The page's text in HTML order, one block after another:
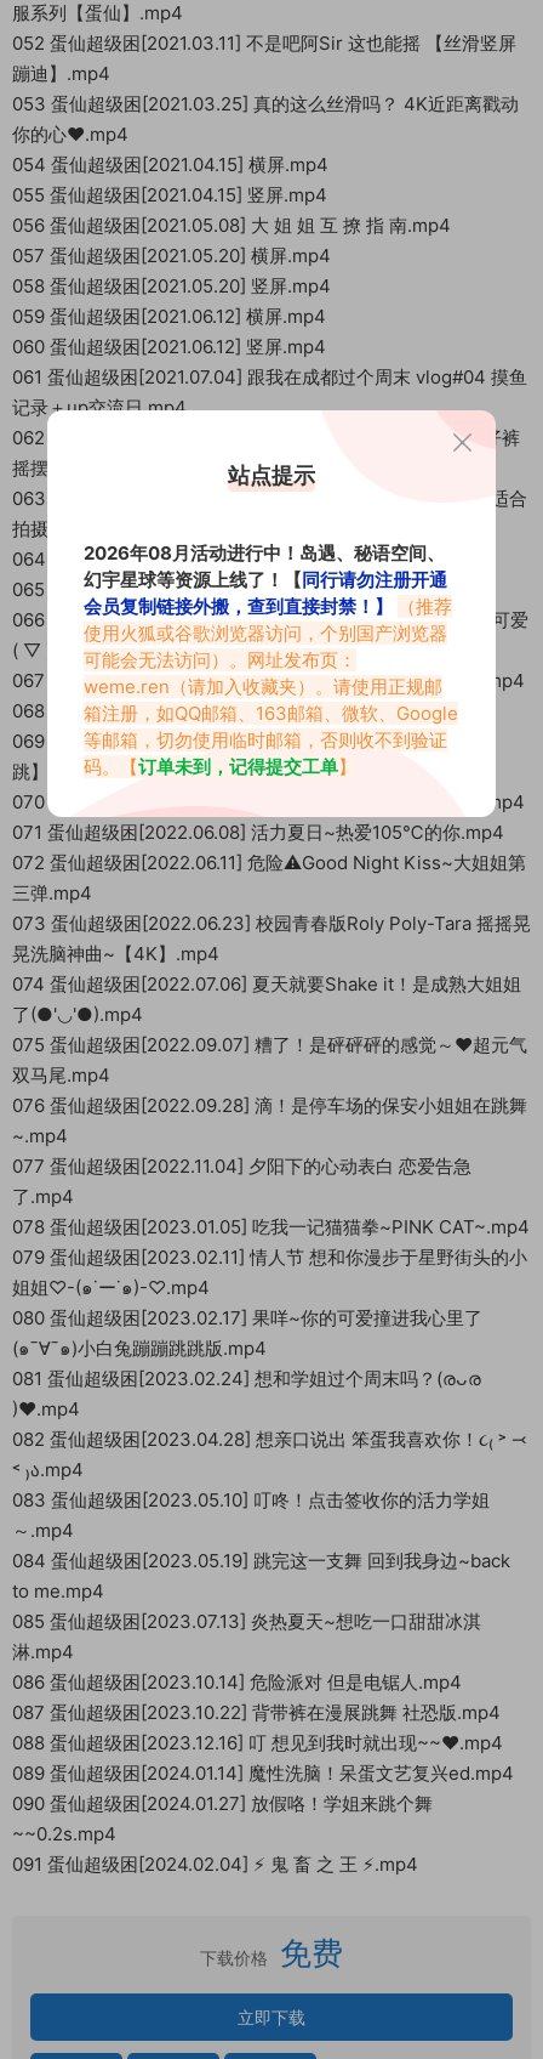
服系列【蛋仙】.mp4
052 蛋仙超级困[2021.03.11] 不是吧阿Sir 这也能摇 【丝滑竖屏
蹦迪】.mp4
053 蛋仙超级困[2021.03.25] 真的这么丝滑吗？ 4K近距离戳动
你的心❤.mp4
054 蛋仙超级困[2021.04.15] 横屏.mp4
055 蛋仙超级困[2021.04.15] 竖屏.mp4
056 蛋仙超级困[2021.05.08] 大 姐 姐 互 撩 指 南.mp4
057 蛋仙超级困[2021.05.20] 横屏.mp4
058 蛋仙超级困[2021.05.20] 竖屏.mp4
059 蛋仙超级困[2021.06.12] 横屏.mp4
060 蛋仙超级困[2021.06.12] 竖屏.mp4
061 蛋仙超级困[2021.07.04] 跟我在成都过个周末 vlog#04 摸鱼
记录＋up交流日.mp4
062 蛋仙超级困[2021.07.11] 你的夏日水蜜桃 SO CRAZY牛仔裤
摇摆起来~.mp4
063 蛋仙超级困[2021.08.21] 163 39kg的6套穿搭展示 一些适合
拍摄的.mp4
064 蛋仙超级困[2022.01.06] 横屏.mp4
065 蛋仙超级困[2022.01.06] 竖屏.mp4
066 蛋仙超级困[2022.02.19] 如果我是可爱的女孩子 那你是可爱
( ▽ ).mp4
067 蛋仙超级困[2022.03.31] 教室偷偷跳 超级敏感♪(^∇^ ).mp4
068 蛋仙超级困[2022.04.15] 有 点 撩 再 看 一 次.mp4
069 蛋仙超级困[2022.04.20] 电动马达小兔兔 ♫Bunny【试
跳】.mp4
070 蛋仙超级困[2022.04.24] 大 姐 姐 互 撩 指 南 旗 袍 版.mp4
071 蛋仙超级困[2022.06.08] 活力夏日~热爱105℃的你.mp4
072 蛋仙超级困[2022.06.11] 危险⚠Good Night Kiss~大姐姐第
三弹.mp4
073 蛋仙超级困[2022.06.23] 校园青春版Roly Poly-Tara 摇摇晃
晃洗脑神曲~【4K】.mp4
074 蛋仙超级困[2022.07.06] 夏天就要Shake it！是成熟大姐姐
了(●'◡'●).mp4
075 蛋仙超级困[2022.09.07] 糟了！是砰砰砰的感觉～❤️超元气
双马尾.mp4
076 蛋仙超级困[2022.09.28] 滴！是停车场的保安小姐姐在跳舞
~.mp4
077 蛋仙超级困[2022.11.04] 夕阳下的心动表白 恋爱告急
了.mp4
078 蛋仙超级困[2023.01.05] 吃我一记猫猫拳~PINK CAT~.mp4
079 蛋仙超级困[2023.02.11] 情人节 想和你漫步于星野街头的小
姐姐♡-(๑˙ー˙๑)-♡.mp4
080 蛋仙超级困[2023.02.17] 果咩~你的可爱撞进我心里了
(๑ˉ∀ˉ๑)小白兔蹦蹦跳跳版.mp4
081 蛋仙超级困[2023.02.24] 想和学姐过个周末吗？(രᴗര
)♥.mp4
082 蛋仙超级困[2023.04.28] 想亲口说出 笨蛋我喜欢你！૮₍ ˃ ⤙
˂ ₎ა.mp4
083 蛋仙超级困[2023.05.10] 叮咚！点击签收你的活力学姐
～.mp4
084 蛋仙超级困[2023.05.19] 跳完这一支舞 回到我身边~back
to me.mp4
085 蛋仙超级困[2023.07.13] 炎热夏天~想吃一口甜甜冰淇
淋.mp4
086 蛋仙超级困[2023.10.14] 危险派对 但是电锯人.mp4
087 蛋仙超级困[2023.10.22] 背带裤在漫展跳舞 社恐版.mp4
088 蛋仙超级困[2023.12.16] 叮 想见到我时就出现~~♥.mp4
089 蛋仙超级困[2024.01.14] 魔性洗脑！呆蛋文艺复兴ed.mp4
090 蛋仙超级困[2024.01.27] 放假咯！学姐来跳个舞
~~0.2s.mp4
091 蛋仙超级困[2024.02.04] ⚡ 鬼 畜 之 王 ⚡.mp4
下载价格 免费
立即下载
站点提示
2026年08月活动进行中！岛遇、秘语空间、
幻宇星球等资源上线了！【同行请勿注册开通
会员复制链接外搬，查到直接封禁！】
（推荐
使用火狐或谷歌浏览器访问，个别国产浏览器
可能会无法访问）。网址发布页：
weme.ren （请加入收藏夹）。请使用正规邮
箱注册，如QQ邮箱、163邮箱、微软、Google
等邮箱，切勿使用临时邮箱，否则收不到验证
码。【订单未到，记得提交工单】